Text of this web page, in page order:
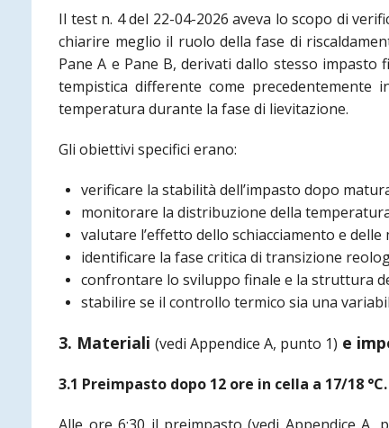
Il test n. 4 del 22-04-2026 aveva lo scopo di
chiarire meglio il ruolo della fase di
Pane A e Pane B, derivati dallo stesso
tempistica differente come
temperatura durante la fase di lievitazione.
Gli obiettivi specifici erano:
verificare la stabilità dell’impasto dopo
monitorare la distribuzione della
valutare l’effetto dello schiacciamento e
identificare la fase critica di transizione
confrontare lo sviluppo finale e la struttura
stabilire se il controllo termico sia una
3. Materiali(vedi Appendice A, punto 1) e
3.1 Preimpasto dopo 12 ore in cella a 17/18 °C.